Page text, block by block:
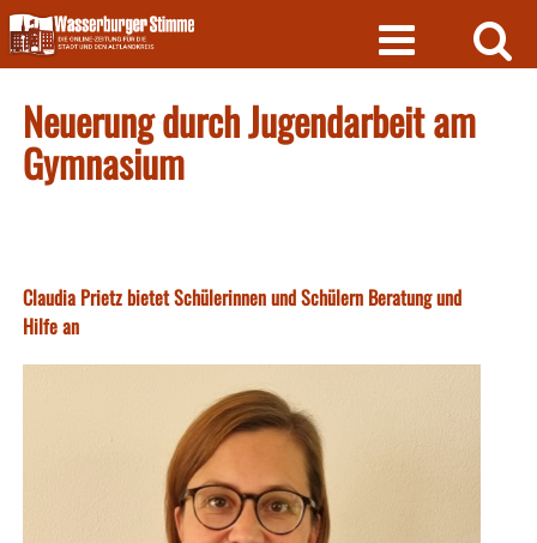
Skip
to
content
Neuerung durch Jugendarbeit am
Gymnasium
Claudia Prietz bietet Schülerinnen und Schülern Beratung und
Hilfe an